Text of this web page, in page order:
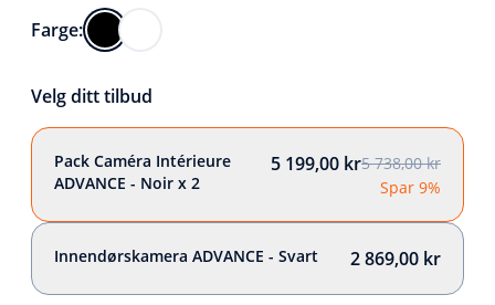
Farge:
Velg ditt tilbud
Pack Caméra Intérieure
ADVANCE - Noir x 2
5 199,00 kr5 738,00 kr
Spar 9%
Innendørskamera ADVANCE - Svart 2 869,00 kr